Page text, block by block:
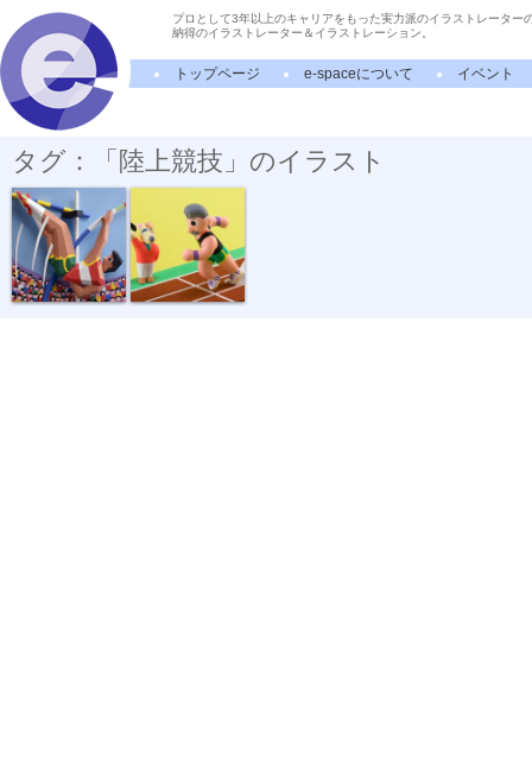
プロとして3年以上のキャリアをもった実力派のイラストレーター
納得のイラストレーター＆イラストレーション。
トップページ e-spaceについて イベント
タグ：「陸上競技」のイラスト
空を飛ぶ スタートダッ...